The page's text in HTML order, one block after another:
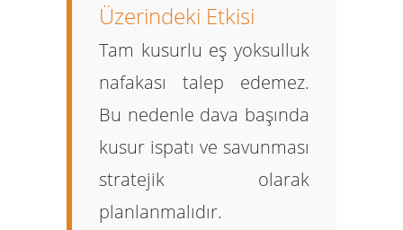
Üzerindeki Etkisi
Tam kusurlu eş yoksulluk
nafakası talep edemez.
Bu nedenle dava başında
kusur ispatı ve savunması
stratejik olarak
planlanmalıdır.